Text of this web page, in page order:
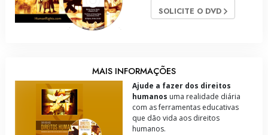
SOLICITE O DVD
MAIS INFORMAÇÕES
Ajude a fazer dos direitos
humanos uma realidade diária
com as ferramentas educativas
que dão vida aos direitos
humanos.